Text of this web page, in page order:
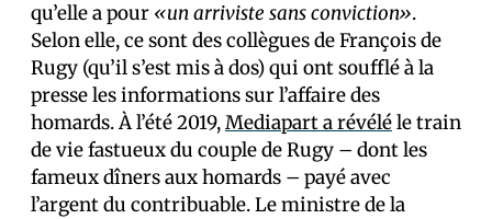
qu’elle a pour «un arriviste sans conviction».
Selon elle, ce sont des collègues de François de
Rugy (qu’il s’est mis à dos) qui ont soufflé à la
presse les informations sur l’affaire des
homards. À l’été 2019,Mediapart a révéléle train
de vie fastueux du couple de Rugy – dont les
fameux dîners aux homards – payé avec
l’argent du contribuable. Le ministre de la